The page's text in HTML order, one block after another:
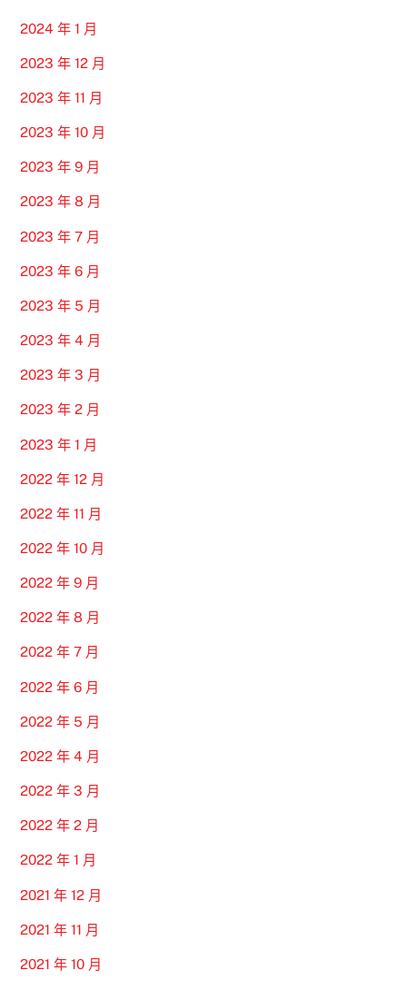
2024 年 1 月
2023 年 12 月
2023 年 11 月
2023 年 10 月
2023 年 9 月
2023 年 8 月
2023 年 7 月
2023 年 6 月
2023 年 5 月
2023 年 4 月
2023 年 3 月
2023 年 2 月
2023 年 1 月
2022 年 12 月
2022 年 11 月
2022 年 10 月
2022 年 9 月
2022 年 8 月
2022 年 7 月
2022 年 6 月
2022 年 5 月
2022 年 4 月
2022 年 3 月
2022 年 2 月
2022 年 1 月
2021 年 12 月
2021 年 11 月
2021 年 10 月